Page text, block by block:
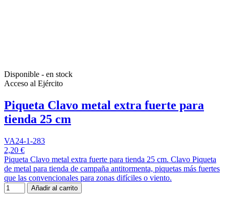
Disponible - en stock
Acceso al Ejército
Piqueta Clavo metal extra fuerte para
tienda 25 cm
VA24-1-283
2,20 €
Piqueta Clavo metal extra fuerte para tienda 25 cm. Clavo Piqueta
de metal para tienda de campaña antitormenta, piquetas más fuertes
que las convencionales para zonas difíciles o viento.
Añadir al carrito